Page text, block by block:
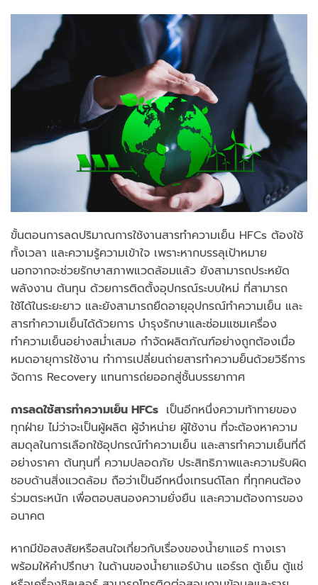
ขั้นตอนการลดปริมาณการใช้งานสารทำความเย็น HFCs ต้องใช้
ทั้งเวลา และความรู้ความเข้าใจ เพราะหากบรรลุเป้าหมาย
นอกจากจะช่วยรักษาสภาพแวดล้อมแล้ว ยังสามารถประหยัด
พลังงาน ต้นทุน ด้วยการติดตั้งอุปกรณ์ระบบใหม่ ที่สามารถ
ใช้ได้ในระยะยาว และยังสามารถยืดอายุอุปกรณ์ทำความเย็น และ
สารทำความเย็นได้ด้วยการ บำรุงรักษาและซ่อมแซมเครื่อง
ทำความเย็นอย่างสม่ำเสมอ กำจัดผลิตภัณฑ์อย่างถูกต้องเมื่อ
หมดอายุการใช้งาน ทำการเปลี่ยนถ่ายสารทำความย็นด้วยวิธีการ
จัดการ Recovery แทนการถ่ยออกสู่ชั้นบรรยากาศ
การลดใช้สารทำความเย็น HFCs เป็นอีกหนึ่งความท้าทายของ
ทุกฝ่าย ไม่ว่าจะเป็นผู้ผลิต ผู้จำหน่าย ผู้ใช้งาน ที่จะต้องหาความ
สมดุลในการเลือกใช้อุปกรณ์ทำความเย็น และสารทำความเย็นที่ดี
อย่างราคา ต้นทุนที่ ความปลอดภัย ประสิทธิภาพและความรับผิด
ชอบด้านสิ่งแวดล้อม ถือว่าเป็นอีกหนึ่งเทรนด์โลก ที่ทุกคนต้อง
ร่วมตระหนัก เพื่อตอบสนองความยั่งยืน และความต้องการของ
อนาคต
หากมีข้อสงสัยหรือสนใจเกี่ยวกับเรื่องของน้ำยาแอร์ ทางเรา
พร้อมให้คำปรึกษา ในด้านของน้ำยาแอร์บ้าน แอร์รถ ตู้เย็น ตู้แช่